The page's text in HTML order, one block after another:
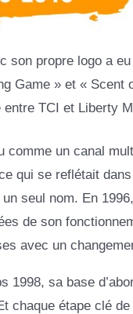
son propre logo a
Game » et «
TCI et Liberty
comme un canal
qui se reflétait
seul nom. En
de son
avec un
1998, sa base
étape clé